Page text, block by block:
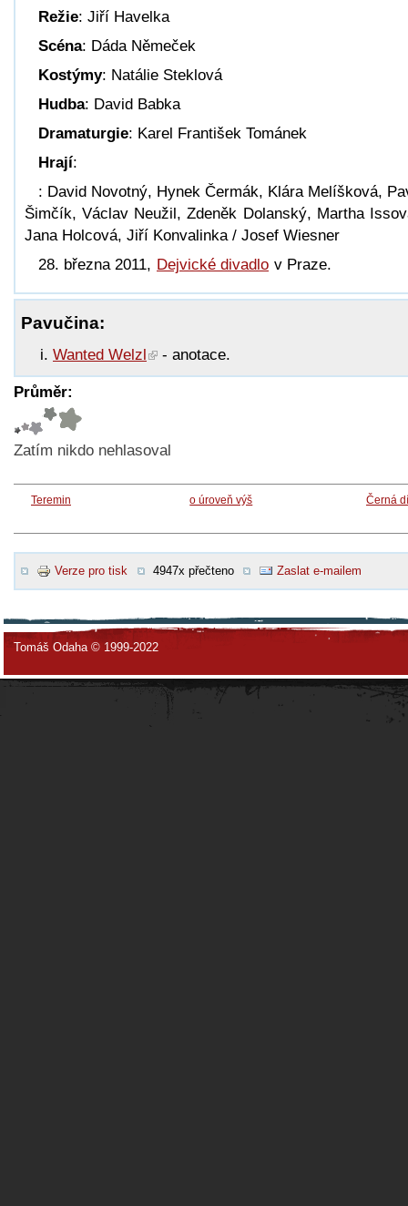
Režie: Jiří Havelka
Scéna: Dáda Němeček
Kostýmy: Natálie Steklová
Hudba: David Babka
Dramaturgie: Karel František Tománek
Hrají:
: David Novotný, Hynek Čermák, Klára Melíšková,
Šimčík, Václav Neužil, Zdeněk Dolanský, Martha
Jana Holcová, Jiří Konvalinka / Josef Wiesner
28. března 2011, Dejvické divadlo v Praze.
Pavučina:
Wanted Welzl - anotace.
Průměr:
Zatím nikdo nehlasoval
Teremin o úroveň výš Černá
Verze pro tisk 4947x přečteno Zaslat e-mailem
Tomáš Odaha © 1999-2022